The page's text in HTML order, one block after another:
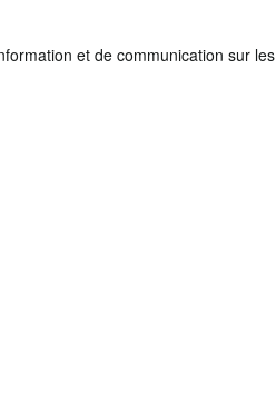
et de communication sur les